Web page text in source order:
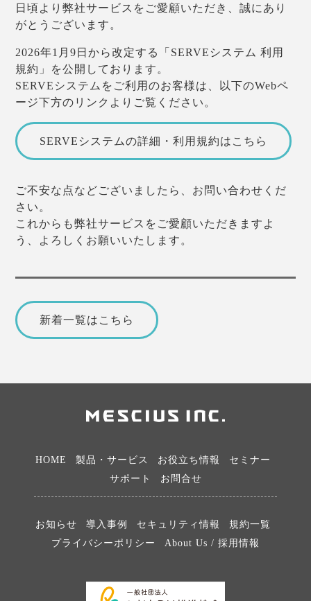
日頃より弊社サービスをご愛顧いただき、誠にあり
がとうございます。
2026年1月9日から改定する「SERVEシステム 利用
規約」を公開しております。
SERVEシステムをご利用のお客様は、以下のWebペ
ージ下方のリンクよりご覧ください。
SERVEシステムの詳細・利用規約はこちら
ご不安な点などございましたら、お問い合わせくだ
さい。
これからも弊社サービスをご愛顧いただきますよ
う、よろしくお願いいたします。
新着一覧はこちら
HOME 製品・サービス お役立ち情報
セミナー
サポート
お問合せ
お知らせ 導入事例 セキュリティ情報
規約一覧
プライバシーポリシー
About Us / 採用情報